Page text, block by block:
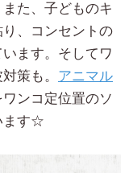
た、子どものキ
、コンセントの
ます。そしてワ
策も。 アニマル
ワンコ定位置のソ
ます☆